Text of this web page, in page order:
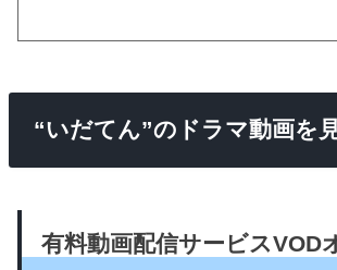
“いだてん”のドラマ動画を
有料動画配信サービスVOD